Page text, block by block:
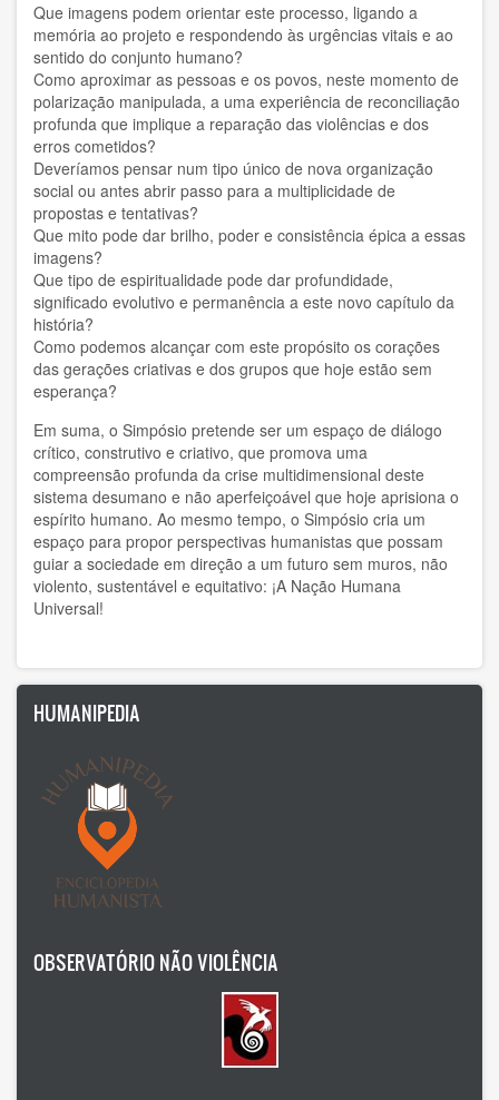
Lorenzo Palumbo
Lourdes Cuellar
Luz Jahnen
Luís Filipe Guerra
Luís Guerra Y Lía Méndez
Marcela Latorre
Moreno Daini
Nestor Tato
Oscar Cevey
Paulo Magalhães
Philippe Moal
Premios Nobel de la Paz
Rodrigo Carazo
Sabine Mendes Lima Moura
Silo
Tatiana de Barelli y Philippe Moal
Que imagens podem orientar este processo, ligando a
memória ao projeto e respondendo às urgências vitais e ao
sentido do conjunto humano?
Como aproximar as pessoas e os povos, neste momento de
polarização manipulada, a uma experiência de reconciliação
profunda que implique a reparação das violências e dos
erros cometidos?
Deveríamos pensar num tipo único de nova organização
social ou antes abrir passo para a multiplicidade de
propostas e tentativas?
Que mito pode dar brilho, poder e consistência épica a essas
imagens?
Que tipo de espiritualidade pode dar profundidade,
significado evolutivo e permanência a este novo capítulo da
história?
Como podemos alcançar com este propósito os corações
das gerações criativas e dos grupos que hoje estão sem
esperança?
Em suma, o Simpósio pretende ser um espaço de diálogo
crítico, construtivo e criativo, que promova uma
compreensão profunda da crise multidimensional deste
sistema desumano e não aperfeiçoável que hoje aprisiona o
espírito humano. Ao mesmo tempo, o Simpósio cria um
espaço para propor perspectivas humanistas que possam
guiar a sociedade em direção a um futuro sem muros, não
violento, sustentável e equitativo: ¡A Nação Humana
Universal!
HUMANIPEDIA
OBSERVATÓRIO NÃO VIOLÊNCIA